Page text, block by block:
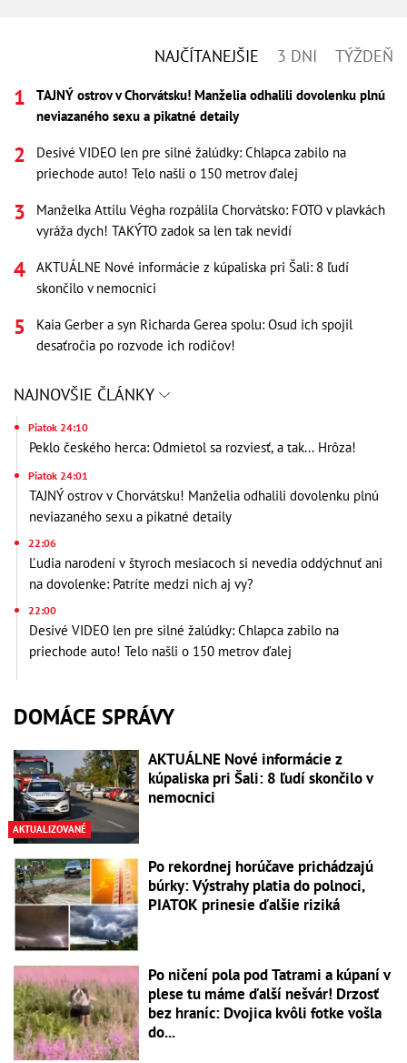
NAJČÍTANEJŠIE 3 DNI TÝŽDEŇ
TAJNÝ ostrov v Chorvátsku! Manželia odhalili dovolenku plnú
neviazaného sexu a pikatné detaily
Desivé VIDEO len pre silné žalúdky: Chlapca zabilo na
priechode auto! Telo našli o 150 metrov ďalej
Manželka Attilu Végha rozpálila Chorvátsko: FOTO v plavkách
vyráža dych! TAKÝTO zadok sa len tak nevidí
AKTUÁLNE Nové informácie z kúpaliska pri Šali: 8 ľudí
skončilo v nemocnici
Kaia Gerber a syn Richarda Gerea spolu: Osud ich spojil
desaťročia po rozvode ich rodičov!
NAJNOVŠIE ČLÁNKY
Piatok 24:10
Peklo českého herca: Odmietol sa rozviesť, a tak... Hrôza!
Piatok 24:01
TAJNÝ ostrov v Chorvátsku! Manželia odhalili dovolenku plnú
neviazaného sexu a pikatné detaily
22:06
Ľudia narodení v štyroch mesiacoch si nevedia oddýchnuť ani
na dovolenke: Patríte medzi nich aj vy?
22:00
Desivé VIDEO len pre silné žalúdky: Chlapca zabilo na
priechode auto! Telo našli o 150 metrov ďalej
DOMÁCE SPRÁVY
AKTUALIZOVANÉ
AKTUÁLNE Nové informácie z
kúpaliska pri Šali: 8 ľudí skončilo v
nemocnici
Po rekordnej horúčave prichádzajú
búrky: Výstrahy platia do polnoci,
PIATOK prinesie ďalšie riziká
Po ničení pola pod Tatrami a kúpaní v
plese tu máme ďalší nešvár! Drzosť
bez hraníc: Dvojica kvôli fotke vošla
do...